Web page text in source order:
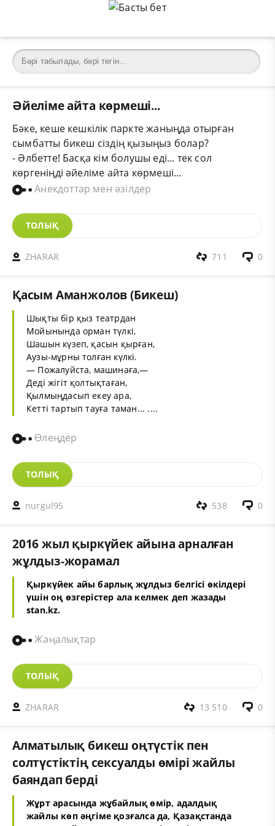
Әйеліме айта көрмеші...
Бәке, кеше кешкілік паркте жаныңда отырған
сымбатты бикеш сіздің қызыңыз болар?
- Әлбетте! Басқа кім болушы еді... тек сол
көргеніңді әйеліме айта көрмеші...
Анекдоттар мен әзілдер
ТОЛЫҚ
ZHARAR 0
711
Қасым Аманжолов (Бикеш)
Шықты бір қыз театрдан
Мойынында орман түлкі,
Шашын күзеп, қасын қырған,
Аузы-мұрны толған күлкі.
— Пожалуйста, машинаға,—
Деді жігіт қолтықтаған,
Қылмыңдасып екеу ара,
Кетті тартып тауға таман... ....
Өлеңдер
ТОЛЫҚ
nurgul95 0
538
2016 жыл қыркүйек айына арналған
жұлдыз-жорамал
Қыркүйек айы барлық жұлдыз белгісі өкілдері
үшін оң өзгерістер ала келмек деп жазады
stan.kz.
Жаңалықтар
ТОЛЫҚ
ZHARAR 0
13 510
Алматылық бикеш оңтүстік пен
солтүстіктің сексуалды өмірі жайлы
баяндап берді
Жұрт арасында жұбайлық өмір, адалдық
жайлы көп әңгіме қозғалса да, Қазақстанда